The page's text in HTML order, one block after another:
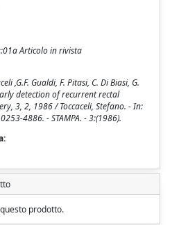
Articolo in rivista
,G.F. Gualdi, F. Pitasi, C. Di Biasi, G.
detection of recurrent rectal
3, 2, 1986 / Toccaceli, Stefano. - In:
0253-4886. - STAMPA. - 3:(1986).
prodotto.